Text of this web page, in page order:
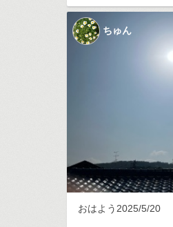
ちゅん
おはよう2025/5/20